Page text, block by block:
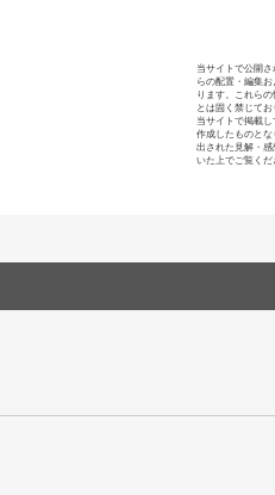
当サイトで公開
らの配置・編集
ります。これら
とは固く禁じてお
当サイトで掲載
作成したものと
出された見解・
いた上でご覧くだ